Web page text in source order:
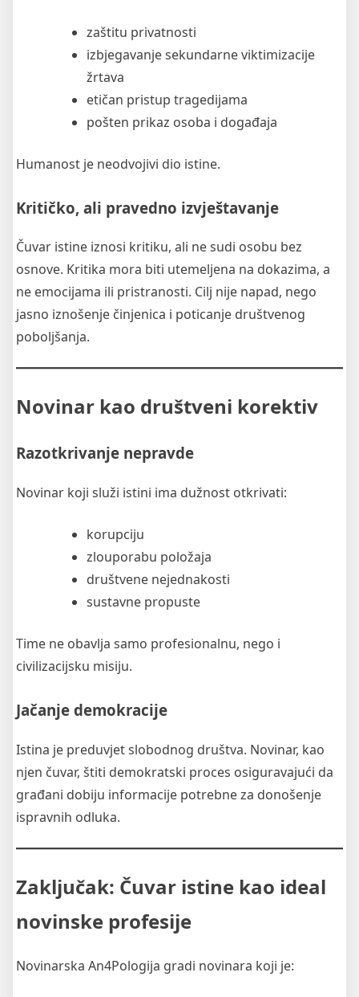
zaštitu privatnosti
izbjegavanje sekundarne viktimizacije
žrtava
etičan pristup tragedijama
pošten prikaz osoba i događaja
Humanost je neodvojivi dio istine.
Kritičko, ali pravedno izvještavanje
Čuvar istine iznosi kritiku, ali ne sudi osobu bez
osnove. Kritika mora biti utemeljena na dokazima, a
ne emocijama ili pristranosti. Cilj nije napad, nego
jasno iznošenje činjenica i poticanje društvenog
poboljšanja.
Novinar kao društveni korektiv
Razotkrivanje nepravde
Novinar koji služi istini ima dužnost otkrivati:
korupciju
zlouporabu položaja
društvene nejednakosti
sustavne propuste
Time ne obavlja samo profesionalnu, nego i
civilizacijsku misiju.
Jačanje demokracije
Istina je preduvjet slobodnog društva. Novinar, kao
njen čuvar, štiti demokratski proces osiguravajući da
građani dobiju informacije potrebne za donošenje
ispravnih odluka.
Zaključak: Čuvar istine kao ideal
novinske profesije
Novinarska An4Pologija gradi novinara koji je: